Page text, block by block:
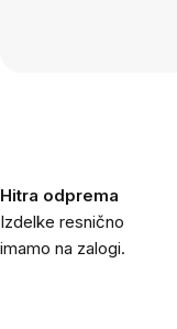
Hitra odprema
Izdelke resnično
imamo na zalogi.